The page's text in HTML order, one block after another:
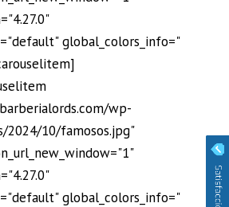
global_colors_info="
wp-
2024/10/famosos.jpg"
global_colors_info="